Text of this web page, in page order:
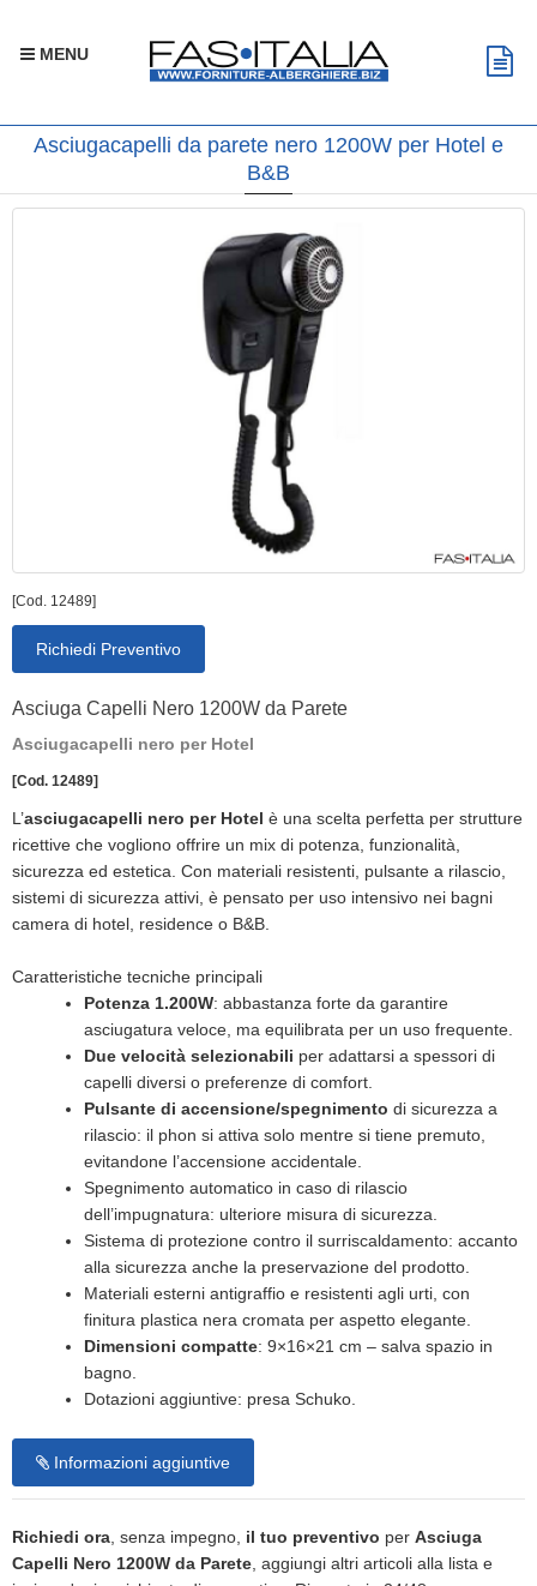
MENU
Asciugacapelli da parete nero 1200W per Hotel e
B&B
[Cod. 12489]
Richiedi Preventivo
Asciuga Capelli Nero 1200W da Parete
Asciugacapelli nero per Hotel
[Cod. 12489]
L’asciugacapelli nero per Hotel è una scelta perfetta per strutture
ricettive che vogliono offrire un mix di potenza, funzionalità,
sicurezza ed estetica. Con materiali resistenti, pulsante a rilascio,
sistemi di sicurezza attivi, è pensato per uso intensivo nei bagni
camera di hotel, residence o B&B.
Caratteristiche tecniche principali
Potenza 1.200W: abbastanza forte da garantire
asciugatura veloce, ma equilibrata per un uso frequente.
Due velocità selezionabili per adattarsi a spessori di
capelli diversi o preferenze di comfort.
Pulsante di accensione/spegnimento di sicurezza a
rilascio: il phon si attiva solo mentre si tiene premuto,
evitandone l’accensione accidentale.
Spegnimento automatico in caso di rilascio
dell’impugnatura: ulteriore misura di sicurezza.
Sistema di protezione contro il surriscaldamento: accanto
alla sicurezza anche la preservazione del prodotto.
Materiali esterni antigraffio e resistenti agli urti, con
finitura plastica nera cromata per aspetto elegante.
Dimensioni compatte: 9×16×21 cm – salva spazio in
bagno.
Dotazioni aggiuntive: presa Schuko.
Informazioni aggiuntive
Richiedi ora, senza impegno, il tuo preventivo per Asciuga
Capelli Nero 1200W da Parete, aggiungi altri articoli alla lista e